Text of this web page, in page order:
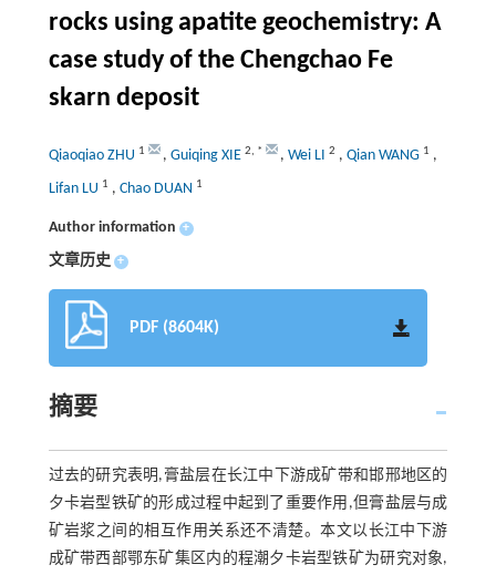
rocks using apatite geochemistry: A
case study of the Chengchao Fe
skarn deposit
Qiaoqiao ZHU 1 , Guiqing XIE 2, * , Wei LI 2 , Qian WANG 1 ,
Lifan LU 1 , Chao DUAN 1
Author information +
文章历史 +
PDF (8604K)
摘要
过去的研究表明,膏盐层在长江中下游成矿带和邯邢地区的
夕卡岩型铁矿的形成过程中起到了重要作用,但膏盐层与成
矿岩浆之间的相互作用关系还不清楚。本文以长江中下游
成矿带西部鄂东矿集区内的程潮夕卡岩型铁矿为研究对象,